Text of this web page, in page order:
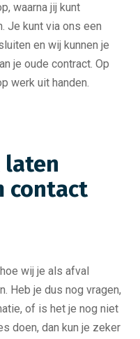
waarna jij kunt
Je kunt via ons een
en wij kunnen je
je oude contract. Op
werk uit handen.
laten
contact
wij je als afval
Heb je dus nog vragen,
of is het je nog niet
doen, dan kun je zeker